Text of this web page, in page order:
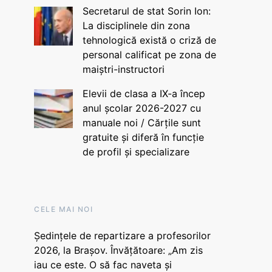
Secretarul de stat Sorin Ion:
La disciplinele din zona
tehnologică există o criză de
personal calificat pe zona de
maiștri-instructori
Elevii de clasa a IX-a încep
anul școlar 2026-2027 cu
manuale noi / Cărțile sunt
gratuite și diferă în funcție
de profil și specializare
CELE MAI NOI
Ședințele de repartizare a profesorilor
2026, la Brașov. Învățătoare: „Am zis
iau ce este. O să fac naveta și